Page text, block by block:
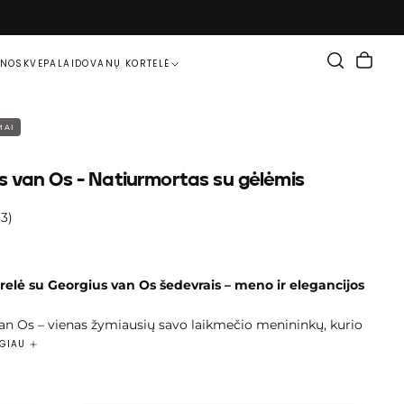
KVEPALAI DOVANŲ KORTELĖ
van Os - Natiurmortas su gėlėmis
suGeorgius van Os šedevrais – meno ir elegancijos
Os – vienas žymiausių savo laikmečio menininkų, kurio
detalumu, subtiliu spalvų deriniu ir gamtos grožio